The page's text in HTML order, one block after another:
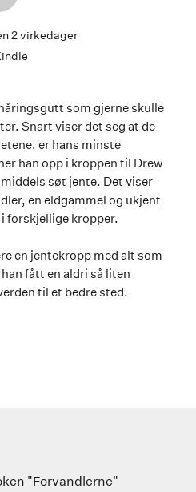
2 virkedager
som gjerne skulle
Snart viser det seg at de
er hans minste
han opp i kroppen til Drew
søt jente. Det viser
en eldgammel og ukjent
forskjellige kropper.
en jentekropp med alt som
fått en aldri så liten
til et bedre sted.
"Forvandlerne"